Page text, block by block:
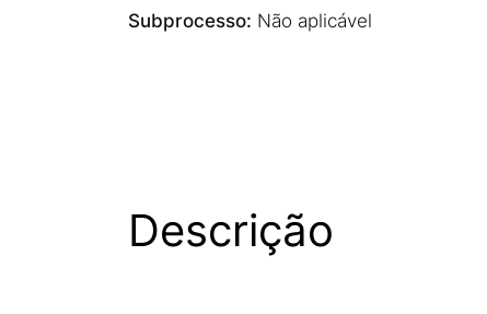
Subprocesso: Não aplicável
Descrição